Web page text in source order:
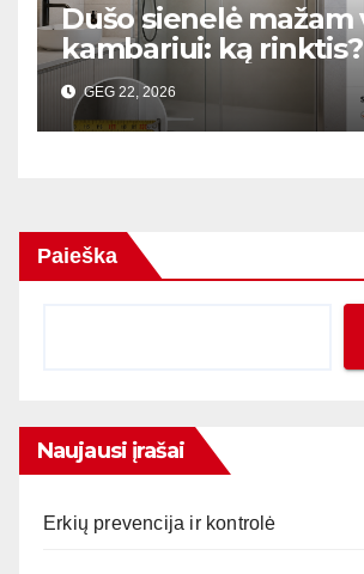
Dušo sienelė mažam
kambariui: ką rinktis?
GEG 22, 2026
Paieška
Naujausi įrašai
Erkių prevencija ir kontrolė